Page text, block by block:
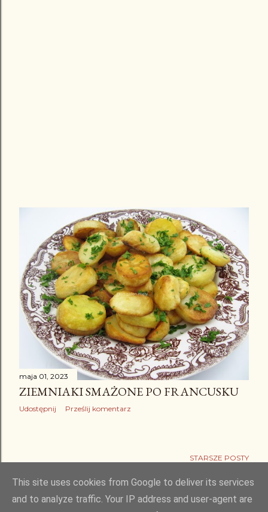
maja 01, 2023
ZIEMNIAKI SMAŻONE PO FRANCUSKU
Udostępnij Prześlij komentarz
STARSZE POSTY
This site uses cookies from Google to deliver its services
and to analyze traffic. Your IP address and user-agent are